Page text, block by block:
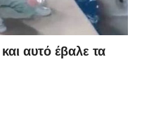
αυτό έβαλε τα